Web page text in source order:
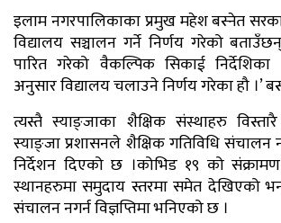
इलाम नगरपालिकाका प्रमुख महेश बस्नेत
विद्यालय सञ्चालन गर्ने निर्णय गरेको
पारित गरेको वैकल्पिक सिकाई निर्देशिका
अनुसार विद्यालय चलाउने निर्णय गरेका हौ ।’
त्यस्तै स्याङ्जाका शैक्षिक संस्थाहरु
स्याङ्जा प्रशासनले शैक्षिक गतिविधि संचालन
निर्देशन दिएको छ ।कोभिड १९ को संक्रामण
स्थानहरुमा समुदाय स्तरमा समेत देखिएको
संचालन नगर्न विज्ञप्तिमा भनिएको छ ।